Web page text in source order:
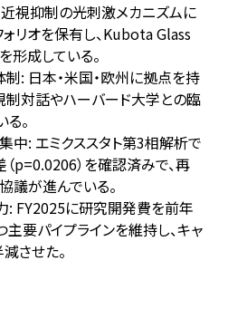
視抑制の光刺激メカニズムに
リオを保有し、Kubota Glass
成している。
: 日本・米国・欧州に拠点を持
制対話やハーバード大学との臨
。
中: エミクススタト第3相解析で
p=0.0206）を確認済みで、再
議が進んでいる。
: FY2025に研究開発費を前年
要パイプラインを維持し、キャ
させた。